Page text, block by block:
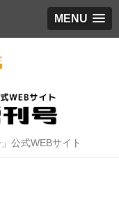
MENU
公式WEBサイト